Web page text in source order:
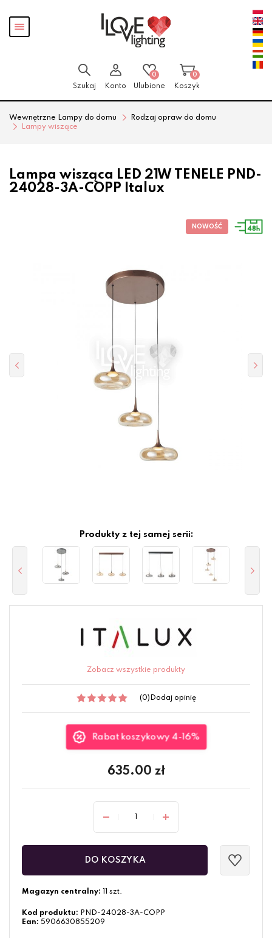
Pokaż
menu
Szukaj Konto
0
Ulubione
0
Koszyk
Wewnętrzne Lampy do domu
Rodzaj opraw do domu
Lampy wiszące
Lampa wisząca LED 21W TENELE PND-
24028-3A-COPP Italux
Produkty z tej samej serii:
Zobacz wszystkie produkty
(0) Dodaj opinię
Rabat koszykowy 4-16%
635.00 zł
DO KOSZYKA
Magazyn centralny: 11 szt.
Kod produktu: PND-24028-3A-COPP
Ean: 5906630855209